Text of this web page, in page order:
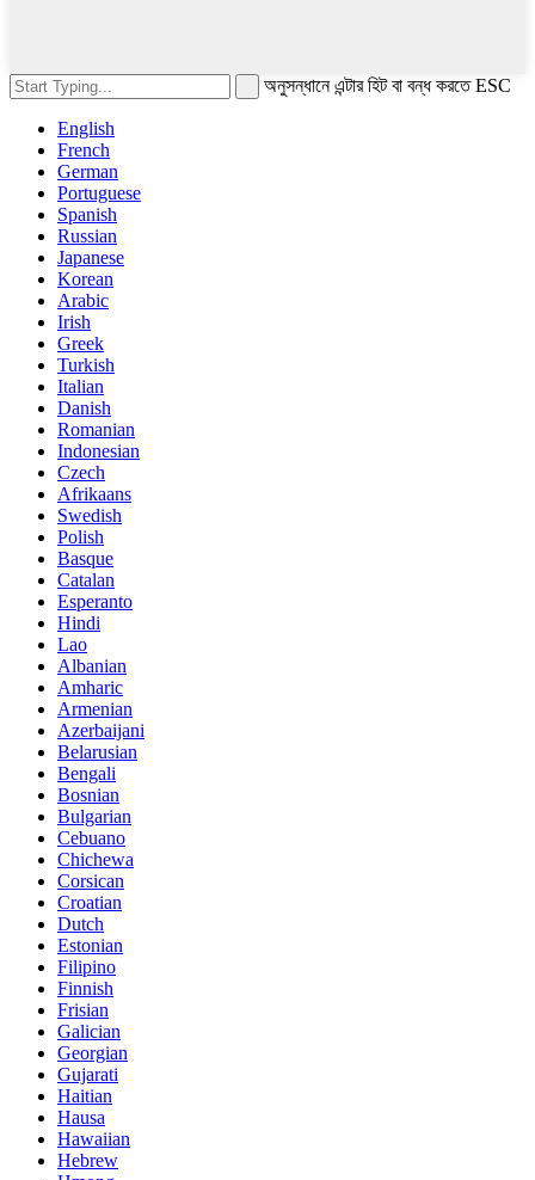
অনুসন্ধানে এন্টার হিট বা বন্ধ করতে ESC
English
French
German
Portuguese
Spanish
Russian
Japanese
Korean
Arabic
Irish
Greek
Turkish
Italian
Danish
Romanian
Indonesian
Czech
Afrikaans
Swedish
Polish
Basque
Catalan
Esperanto
Hindi
Lao
Albanian
Amharic
Armenian
Azerbaijani
Belarusian
Bengali
Bosnian
Bulgarian
Cebuano
Chichewa
Corsican
Croatian
Dutch
Estonian
Filipino
Finnish
Frisian
Galician
Georgian
Gujarati
Haitian
Hausa
Hawaiian
Hebrew